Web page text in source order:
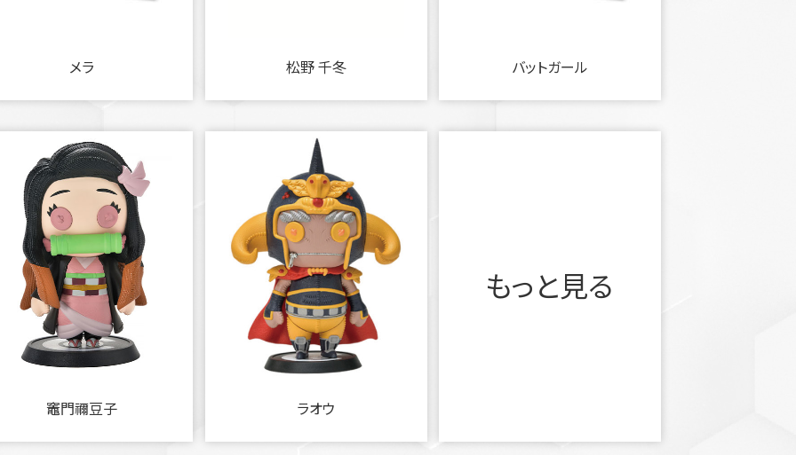
メラ 松野 千冬 バットガール
竈門禰豆子 ラオウ
もっと見る